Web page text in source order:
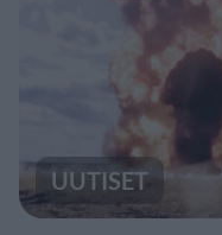
UUTISET